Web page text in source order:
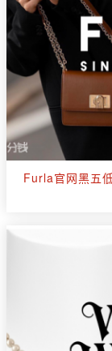
Furla官网黑五